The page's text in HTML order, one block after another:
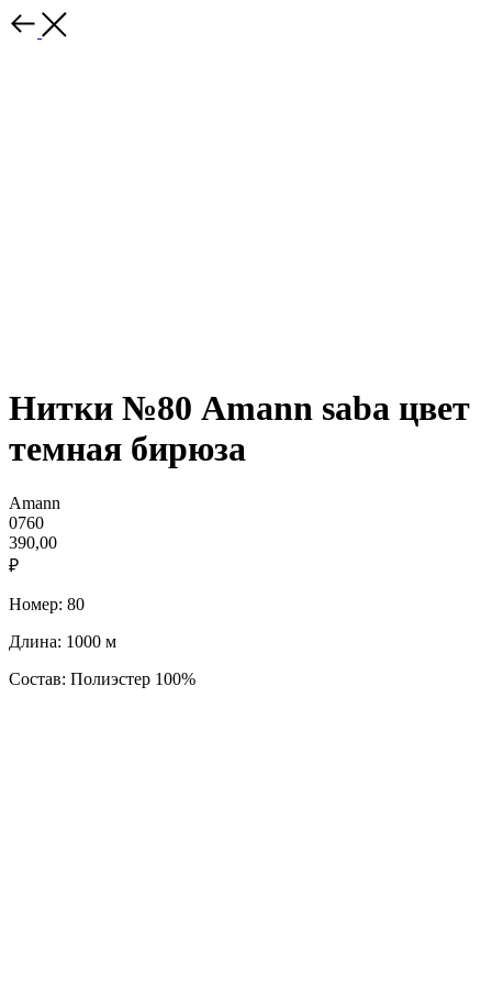
Нитки №80 Amann saba цвет
темная бирюза
Amann
0760
390,00
₽
Номер: 80
Длина: 1000 м
Состав: Полиэстер 100%